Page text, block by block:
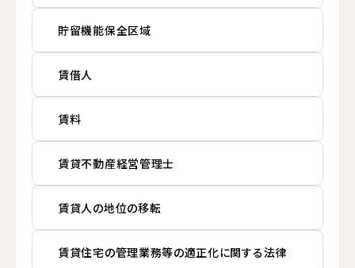
貯留機能保全区域
賃借人
賃料
賃貸不動産経営管理士
賃貸人の地位の移転
賃貸住宅の管理業務等の適正化に関する法律